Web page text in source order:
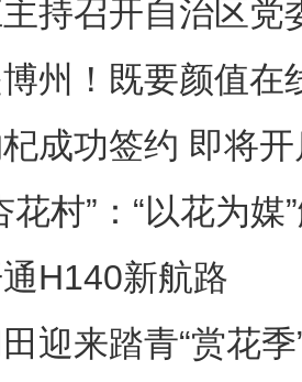
持召开自治区党
州！既要颜值在
成功签约 即将
花村”：“以花为媒
H140新航路
迎来踏青“赏花季